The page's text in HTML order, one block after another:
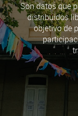
Son datos que
distribuidos
objetivo de